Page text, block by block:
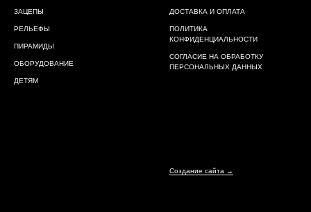
ЗАЦЕПЫ
РЕЛЬЕФЫ
ПИРАМИДЫ
ОБОРУДОВАНИЕ
ДЕТЯМ
ДОСТАВКА И ОПЛАТА
ПОЛИТИКА
КОНФИДЕНЦИАЛЬНОСТИ
СОГЛАСИЕ НА ОБРАБОТКУ
ПЕРСОНАЛЬНЫХ ДАННЫХ
Создание сайта →